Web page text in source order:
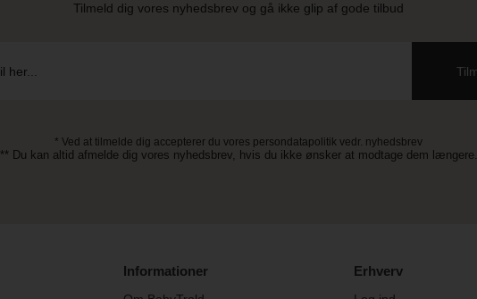
Tilmeld dig vores nyhedsbrev og gå ikke glip af gode tilbud
* Ved at tilmelde dig accepterer du vores persondatapolitik vedr. nyhedsbrev
** Du kan altid afmelde dig vores nyhedsbrev, hvis du ikke ønsker at modtage dem længere.
Informationer Erhverv